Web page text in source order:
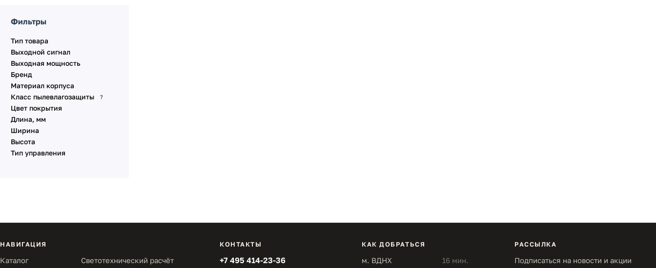
моторами
Фильтры
Тип товара
Выходной сигнал
Выходная мощность
Бренд
Материал корпуса
Класс пылевлагозащиты
?
Цвет покрытия
Длина, мм
Ширина
Высота
Тип управления
НАВИГАЦИЯ
Каталог Светотехнический расчёт
КОНТАКТЫ
+7 495 414-23-36
КАК ДОБРАТЬСЯ
м. ВДНХ
16 мин.
РАССЫЛКА
Подписаться на новости и акции